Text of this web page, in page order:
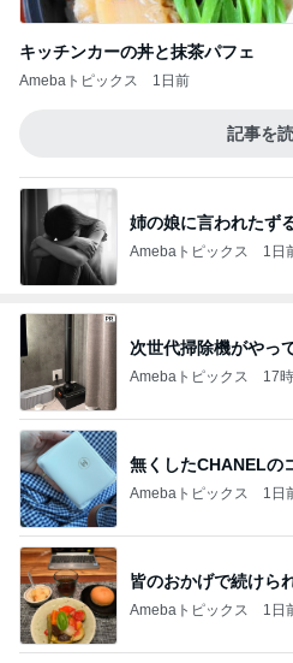
キッチンカーの丼と抹茶パフェ
Amebaトピックス 1日前
記事を
姉の娘に言われたず
Amebaトピックス 1日
次世代掃除機がやっ
Amebaトピックス 17
無くしたCHANELの
Amebaトピックス 1日
皆のおかげで続けら
Amebaトピックス 1日